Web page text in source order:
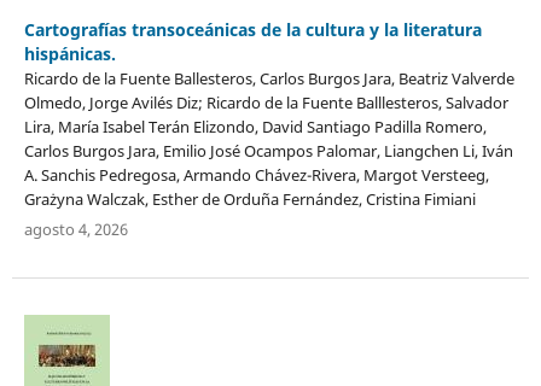
Cartografías transoceánicas de la cultura y la literatura
hispánicas.
Ricardo de la Fuente Ballesteros, Carlos Burgos Jara, Beatriz Valverde
Olmedo, Jorge Avilés Diz; Ricardo de la Fuente Balllesteros, Salvador
Lira, María Isabel Terán Elizondo, David Santiago Padilla Romero,
Carlos Burgos Jara, Emilio José Ocampos Palomar, Liangchen Li, Iván
A. Sanchis Pedregosa, Armando Chávez-Rivera, Margot Versteeg,
Grażyna Walczak, Esther de Orduña Fernández, Cristina Fimiani
agosto 4, 2026